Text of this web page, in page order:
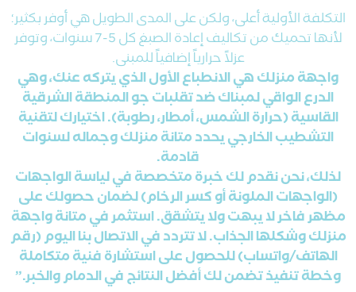
التكلفة الأولية أعلى، ولكن على المدى الطويل هي أوفر بكثير؛
لأنها تحميك من تكاليف إعادة الصبغ كل 5-7 سنوات، وتوفر
عزلاً حرارياً إضافياً للمبنى.
واجهة منزلك هي الانطباع الأول الذي يتركه عنك، وهي
الدرع الواقي لمبناك ضد تقلبات جو المنطقة الشرقية
القاسية (حرارة الشمس، أمطار، رطوبة). اختيارك لتقنية
التشطيب الخارجي يحدد متانة منزلك وجماله لسنوات
قادمة.
لذلك، نحن نقدم لك خبرة متخصصة في لياسة الواجهات
(الواجهات الملونة أو كسر الرخام) لضمان حصولك على
مظهر فاخر لا يبهت ولا يتشقق. استثمر في متانة واجهة
منزلك وشكلها الجذاب. لا تتردد في الاتصال بنا اليوم (رقم
الهاتف/واتساب) للحصول على استشارة فنية متكاملة
وخطة تنفيذ تضمن لك أفضل النتائج في الدمام والخبر.”